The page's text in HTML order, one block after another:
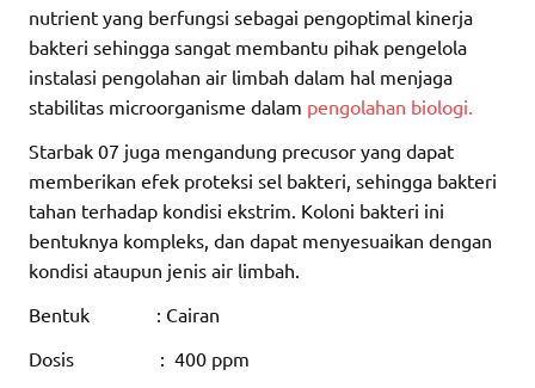
nutrient yang berfungsi sebagai pengoptimal kinerja
bakteri sehingga sangat membantu pihak pengelola
instalasi pengolahan air limbah dalam hal menjaga
stabilitas microorganisme dalam pengolahan biologi.
Starbak 07 juga mengandung precusor yang dapat
memberikan efek proteksi sel bakteri, sehingga bakteri
tahan terhadap kondisi ekstrim. Koloni bakteri ini
bentuknya kompleks, dan dapat menyesuaikan dengan
kondisi ataupun jenis air limbah.
Bentuk : Cairan
Dosis : 400 ppm